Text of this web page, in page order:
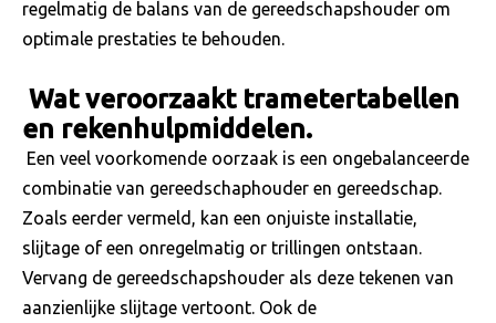
regelmatig de balans van de gereedschapshouder om
optimale prestaties te behouden.
Wat veroorzaakt trametertabellen
en rekenhulpmiddelen.
Een veel voorkomende oorzaak is een ongebalanceerde
combinatie van gereedschaphouder en gereedschap.
Zoals eerder vermeld, kan een onjuiste installatie,
slijtage of een onregelmatig or trillingen ontstaan.
Vervang de gereedschapshouder als deze tekenen van
aanzienlijke slijtage vertoont. Ook de